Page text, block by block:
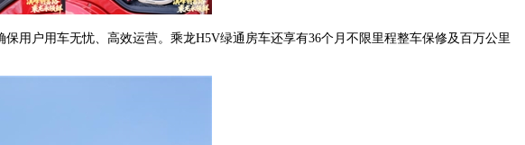
用户用车无忧、高效运营。乘龙H5V绿通房车还享有36个月不限里程整车保修及百万公里